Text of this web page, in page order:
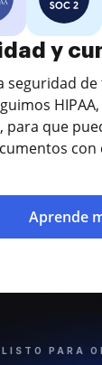
y
seguridad
HIPAA,
para que
con
Aprende
PARA